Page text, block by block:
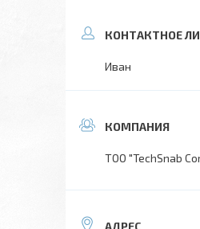
Иван
TOO "TechSnab